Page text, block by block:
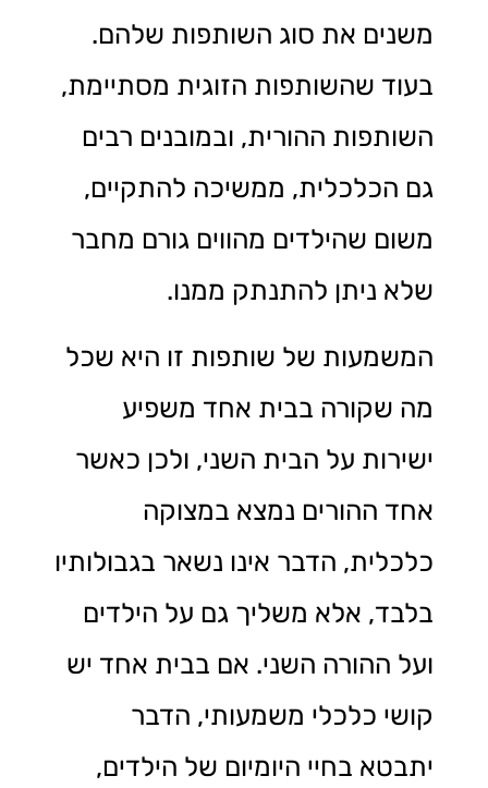
משנים את סוג השותפות שלהם.
בעוד שהשותפות הזוגית מסתיימת,
השותפות ההורית, ובמובנים רבים
גם הכלכלית, ממשיכה להתקיים,
משום שהילדים מהווים גורם מחבר
שלא ניתן להתנתק ממנו.
המשמעות של שותפות זו היא שכל
מה שקורה בבית אחד משפיע
ישירות על הבית השני, ולכן כאשר
אחד ההורים נמצא במצוקה
כלכלית, הדבר אינו נשאר בגבולותיו
בלבד, אלא משליך גם על הילדים
ועל ההורה השני. אם בבית אחד יש
קושי כלכלי משמעותי, הדבר
יתבטא בחיי היומיום של הילדים,